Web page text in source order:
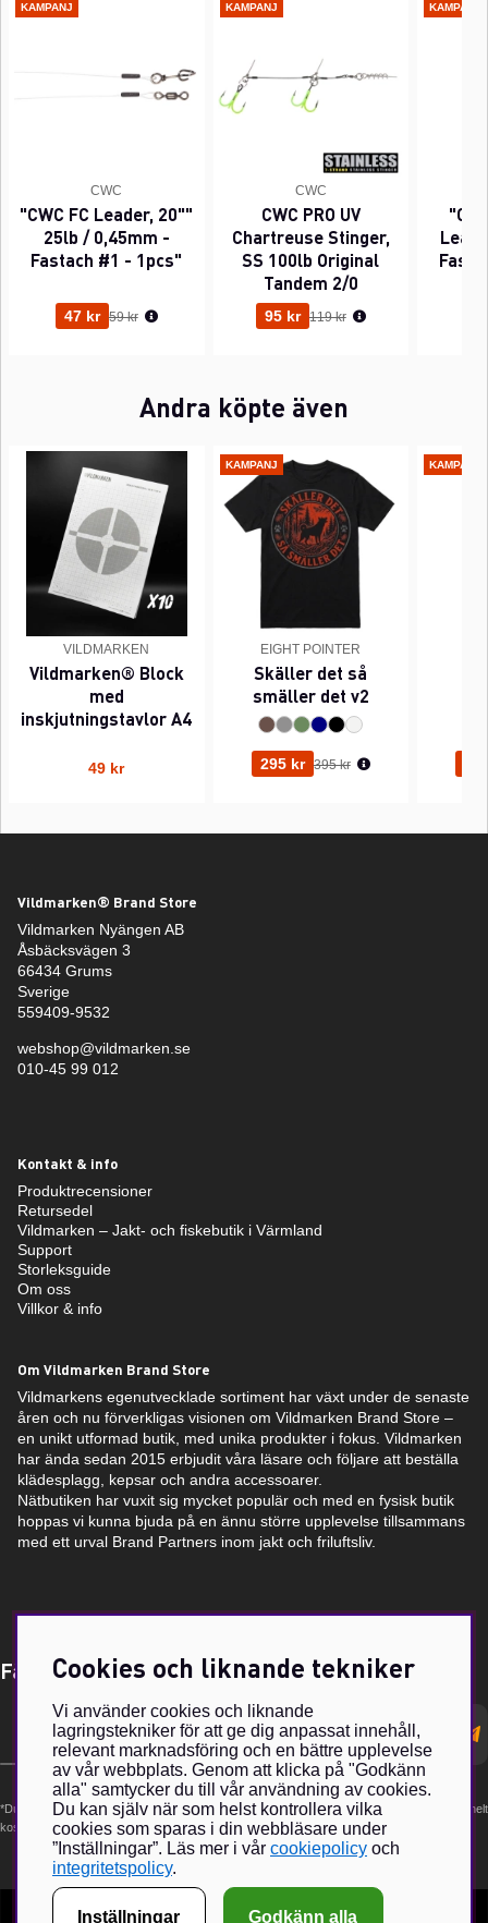
KAMPANJ
CWC
"CWC FC Leader, 20""
25lb / 0,45mm -
Fastach #1 - 1pcs"
47 kr Ordinarie pris:
59 kr
KAMPANJ
CWC
CWC PRO UV
Chartreuse Stinger,
SS 100lb Original
Tandem 2/0
95 kr Ordinarie pris:
119 kr
KAMPANJ
Andra köpte även
VILDMARKEN
Vildmarken® Block
med
inskjutningstavlor A4
49 kr
KAMPANJ
EIGHT POINTER
Skäller det så
smäller det v2
295 kr Ordinarie pris:
395 kr
KAMPANJ
Vildmarken® Brand Store
Vildmarken Nyängen AB
Åsbäcksvägen 3
66434 Grums
Sverige
559409-9532
webshop@vildmarken.se
010-45 99 012
Kontakt & info
Produktrecensioner
Retursedel
Vildmarken – Jakt- och fiskebutik i Värmland
Support
Storleksguide
Om oss
Villkor & info
Om Vildmarken Brand Store
Vildmarkens egenutvecklade sortiment har växt under de senaste
åren och nu förverkligas visionen om Vildmarken Brand Store –
en unikt utformad butik, med unika produkter i fokus. Vildmarken
har ända sedan 2015 erbjudit våra läsare och följare att beställa
klädesplagg, kepsar och andra accessoarer.
Nätbutiken har vuxit sig mycket populär och med en fysisk butik
hoppas vi kunna bjuda på en ännu större upplevelse tillsammans
med ett urval Brand Partners inom jakt och friluftsliv.
Få Magasin Vildmarken direkt till din e-post!*
postadress
*Du kan även få erbjudanden och nyheter från samarbetspartners. Din prenumeration är helt
kostnadsfri och kan avslutas när som helst.
Cookies och liknande tekniker
Vi använder cookies och liknande
lagringstekniker för att ge dig anpassat innehåll,
relevant marknadsföring och en bättre upplevelse
av vår webbplats. Genom att klicka på "Godkänn
alla" samtycker du till vår användning av cookies.
Du kan själv när som helst kontrollera vilka
cookies som sparas i din webbläsare under
”Inställningar”. Läs mer i vår cookiepolicy och
integritetspolicy.
Inställningar Godkänn alla